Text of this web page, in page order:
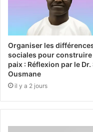
Organiser les
sociales pour construire
paix : Réflexion par le Dr.
Ousmane
il y a 2 jours